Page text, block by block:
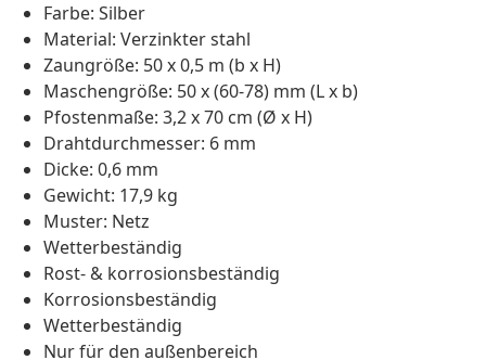
Farbe: Silber
Material: Verzinkter stahl
Zaungröße: 50 x 0,5 m (b x H)
Maschengröße: 50 x (60-78) mm (L x b)
Pfostenmaße: 3,2 x 70 cm (Ø x H)
Drahtdurchmesser: 6 mm
Dicke: 0,6 mm
Gewicht: 17,9 kg
Muster: Netz
Wetterbeständig
Rost- & korrosionsbeständig
Korrosionsbeständig
Wetterbeständig
Nur für den außenbereich